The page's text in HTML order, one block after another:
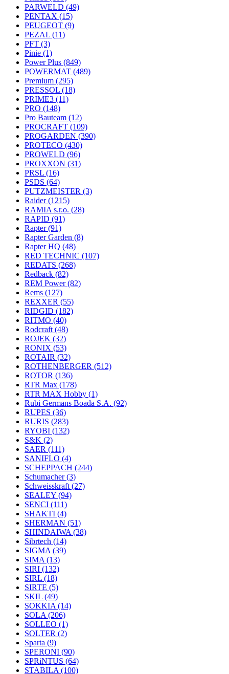
PARWELD (49)
PENTAX (15)
PEUGEOT (9)
PEZAL (11)
PFT (3)
Pinie (1)
Power Plus (849)
POWERMAT (489)
Premium (295)
PRESSOL (18)
PRIME3 (11)
PRO (148)
Pro Bauteam (12)
PROCRAFT (109)
PROGARDEN (390)
PROTECO (430)
PROWELD (96)
PROXXON (31)
PRSL (16)
PSDS (64)
PUTZMEISTER (3)
Raider(1215)
RAMIA s.r.o. (28)
RAPID (91)
Rapter(91)
Rapter Garden (8)
Rapter HQ (48)
RED TECHNIC (107)
REDATS (268)
Redback (82)
REM Power(82)
Rems (127)
REXXER (55)
RIDGID (182)
RITMO (40)
Rodcraft (48)
ROJEK (32)
RONIX (53)
ROTAIR (32)
ROTHENBERGER (512)
ROTOR (136)
RTR Max (178)
RTR MAX Hobby (1)
Rubi Germans Boada S.A. (92)
RUPES (36)
RURIS (283)
RYOBI (132)
S&K (2)
SAER (111)
SANIFLO (4)
SCHEPPACH (244)
Schumacher(3)
Schweisskraft (27)
SEALEY (94)
SENCI (111)
SHAKTI (4)
SHERMAN (51)
SHINDAIWA (38)
Sibrtech (14)
SIGMA (39)
SIMA (13)
SIRI (132)
SIRL (18)
SIRTE (5)
SKIL (49)
SOKKIA (14)
SOLA (206)
SOLLEO (1)
SOLTER (2)
Sparta (9)
SPERONI (90)
SPRiNTUS (64)
STABILA (100)